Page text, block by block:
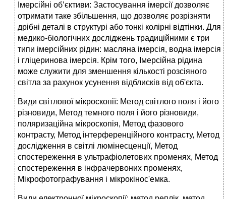
Імерсійні об’єктиви: Застосування імерсії дозволяє
отримати таке збільшення, що дозволяє розрізняти
дрібні деталі в структурі або тонкі колірні відтінки. Для
медико-біологічних досліджень традиційними є три
типи імерсійних рідин: масляна імерсія, водна імерсія
і гліцеринова імерсія. Крім того, Імерсійна рідина
може служити для зменшення кількості розсіяного
світла за рахунок усунення відблисків від об'єкта.
Види світлової мікроскопії: Метод світлого поля і його
різновиди, Метод темного поля і його різновиди,
поляризаційна мікроскопія, Метод фазового
контрасту, Метод інтерференційного контрасту, Метод
дослідження в світлі люмінесценції, Метод
спостереження в ультрафіолетових променях, Метод
спостереження в інфрачервоних променях,
Мікрофотографування і мікрокінос'емка.